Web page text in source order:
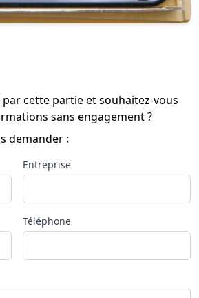
par cette partie et souhaitez-vous
sans engagement ?
demander :
Entreprise
Téléphone